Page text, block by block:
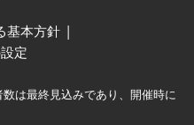
基本方針
定
は最終見込みであり、開催時に